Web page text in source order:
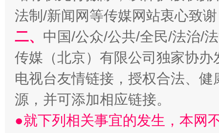
受贿1.44亿！段成刚被判无期 从幼
法制/新闻网等传媒网站衷心致
二、 中国/公众/公共/全民/法治/
传媒（北京）有限公司独家协
电视台友情链接，授权合法、
源，并可添加相应链接。
●就下列相关事宜的发生，本网